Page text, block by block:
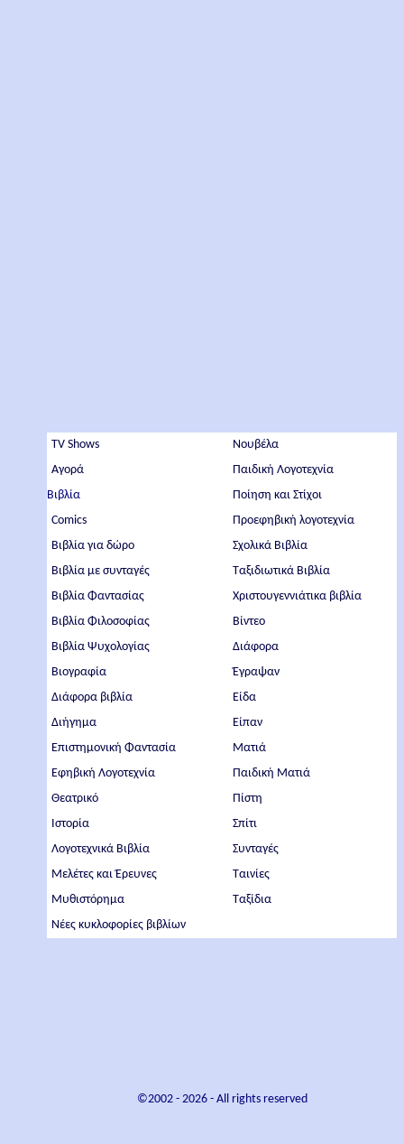
TV Shows
Αγορά
Βιβλία
Comics
Βιβλία για δώρο
Βιβλία με συνταγές
Βιβλία Φαντασίας
Βιβλία Φιλοσοφίας
Βιβλία Ψυχολογίας
Βιογραφία
Διάφορα βιβλία
Διήγημα
Επιστημονική Φαντασία
Εφηβική Λογοτεχνία
Θεατρικό
Ιστορία
Λογοτεχνικά Βιβλία
Μελέτες και Έρευνες
Μυθιστόρημα
Νέες κυκλοφορίες βιβλίων
Νουβέλα
Παιδική Λογοτεχνία
Ποίηση και Στίχοι
Προεφηβική λογοτεχνία
Σχολικά Βιβλία
Ταξιδιωτικά Βιβλία
Χριστουγεννιάτικα βιβλία
Βίντεο
Διάφορα
Έγραψαν
Είδα
Είπαν
Ματιά
Παιδική Ματιά
Πίστη
Σπίτι
Συνταγές
Ταινίες
Ταξίδια
©2002 - 2026- All rights reserved